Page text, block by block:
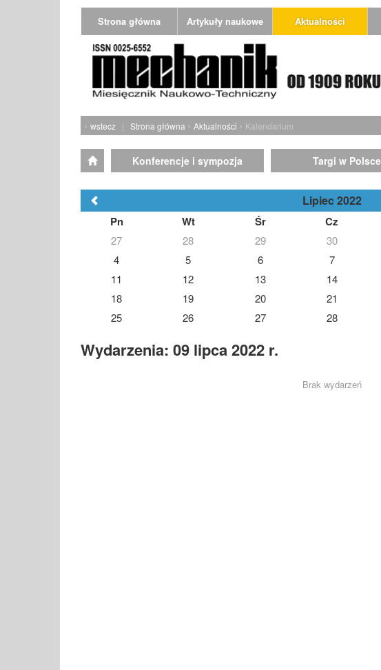
Strona główna Artykuły naukowe Aktualności
‹ wstecz | Strona główna › Aktualności › Kalendarium
Konferencje i sympozja Targi w Polsce
Lipiec 2022
Pn Wt Śr Cz
27 28 29 30
4
5 6 7
11
12 13 14
18
19 20 21
25
26 27 28
Wydarzenia: 09 lipca 2022 r.
Brak wydarzeń